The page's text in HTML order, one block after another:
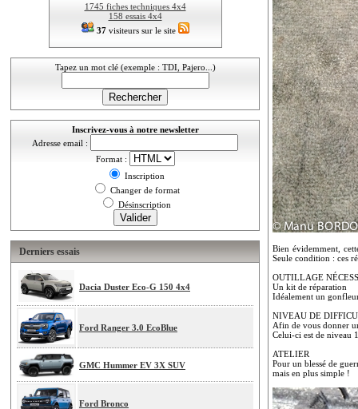
1745 fiches techniques 4x4
158 essais 4x4
37visiteurs sur le site
Tapez un mot clé (exemple : TDI, Pajero...)
Inscrivez-vous à notre newsletter
Adresse email :
Format :
Inscription
Changer de format
Désinscription
Derniers essais
Dacia Duster Eco-G 150 4x4
Ford Ranger 3.0 EcoBlue
GMC Hummer EV 3X SUV
Ford Bronco
Bien évidemment,
Seule condition : ces
OUTILLAGE
Un kit de réparation
Idéalement un
NIVEAU DE
Afin de vous donner
Celui-ci est de niveau
ATELIER
Pour un blessé de
mais en plus simple !